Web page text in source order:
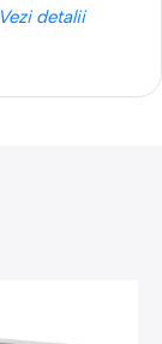
Vezi detalii